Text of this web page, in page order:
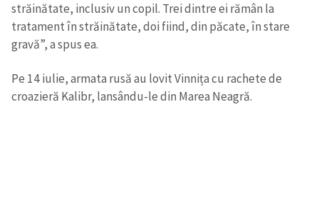
străinătate, inclusiv un copil. Trei dintre ei rămân la
tratament în străinătate, doi fiind, din păcate, în stare
gravă”, a spus ea.
Pe 14 iulie, armata rusă au lovit Vinnița cu rachete de
croazieră Kalibr, lansându-le din Marea Neagră.